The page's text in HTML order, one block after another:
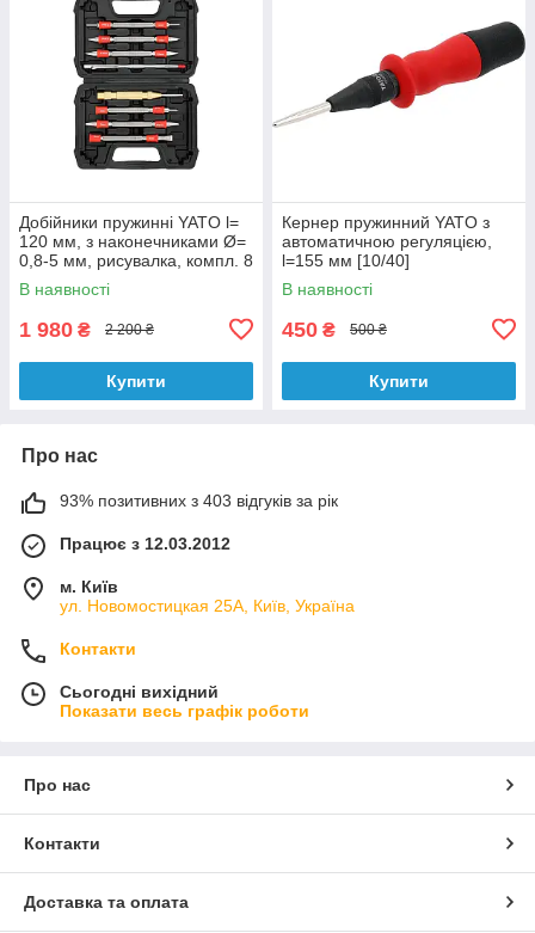
Добійники пружинні YATO l=
120 мм, з наконечниками Ø=
0,8-5 мм, рисувалка, компл. 8
шт. [12]
В наявності
1 980 ₴ 2 200 ₴
Купити
Кернер пружинний YATO з
автоматичною регуляцією,
l=155 мм [10/40]
В наявності
450 ₴ 500 ₴
Купити
Про нас
93% позитивних з 403 відгуків за рік
Працює з 12.03.2012
м. Київ
ул. Новомостицкая 25А, Київ, Україна
Контакти
Сьогодні вихідний
Показати весь графік роботи
Про нас
Контакти
Доставка та оплата